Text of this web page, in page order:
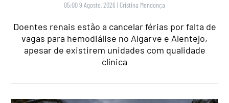
05:00 9 Agosto, 2026 | Cristina Mendonça
Doentes renais estão a cancelar férias por falta de
vagas para hemodiálise no Algarve e Alentejo,
apesar de existirem unidades com qualidade
clínica